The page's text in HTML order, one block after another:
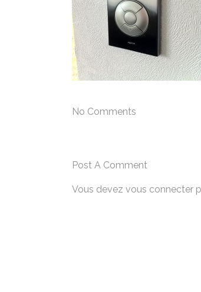
No Comments
Post A Comment
Vous devez vous connecter